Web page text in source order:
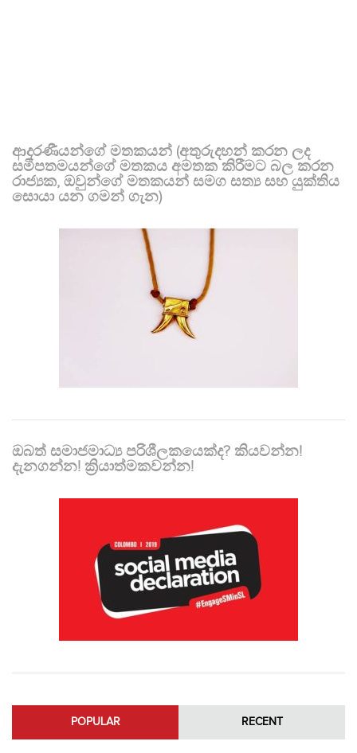
ආදරණීයන්ගේ මතකයන් (අතුරුදහන් කරන ලද
සමීපතමයන්ගේ මතකය අමතක කිරීමට බල කරන
රාජ්‍යක, ඔවුන්ගේ මතකයන් සමග සත්‍ය සහ යුක්තිය
සොයා යන ගමන් ගැන)
ඔබත් සමාජමාධ්‍ය පරිශීලකයෙක්ද? කියවන්න!
දැනගන්න! ක්‍රියාත්මකවන්න!
POPULAR RECENT